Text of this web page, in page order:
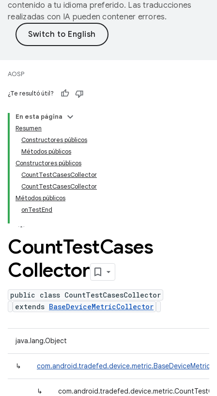
contenido a tu idioma preferido. Las traducciones
realizadas con IA pueden contener errores.
AOSP
¿Te resultó útil?
En esta página
Resumen
Constructores públicos
Métodos públicos
Constructores públicos
CountTestCasesCollector
CountTestCasesCollector
Métodos públicos
onTestEnd
CountTestCases
Collector
public class CountTestCasesCollector
extends BaseDeviceMetricCollector
java.lang.Object
↳
↳